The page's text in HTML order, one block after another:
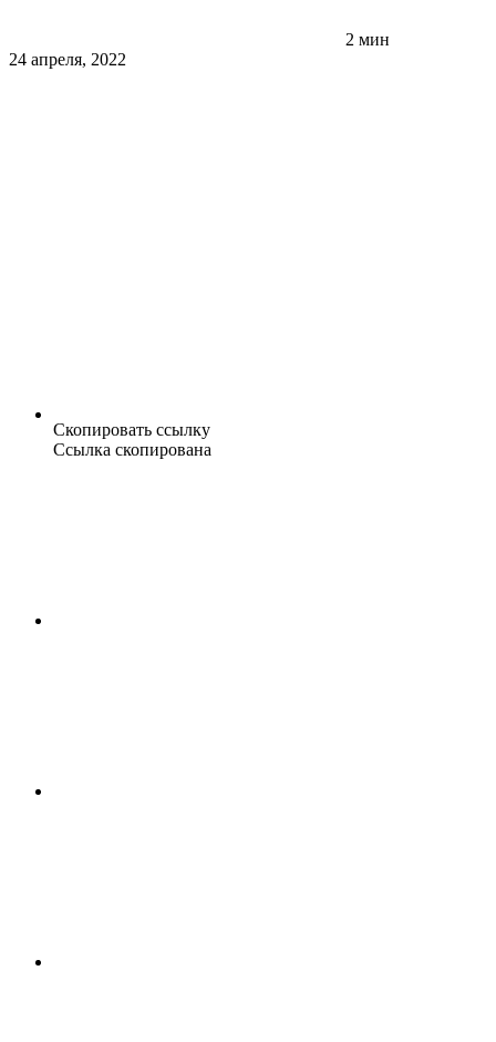
2 мин
24 апреля, 2022
Скопировать ссылку
Ссылка скопирована